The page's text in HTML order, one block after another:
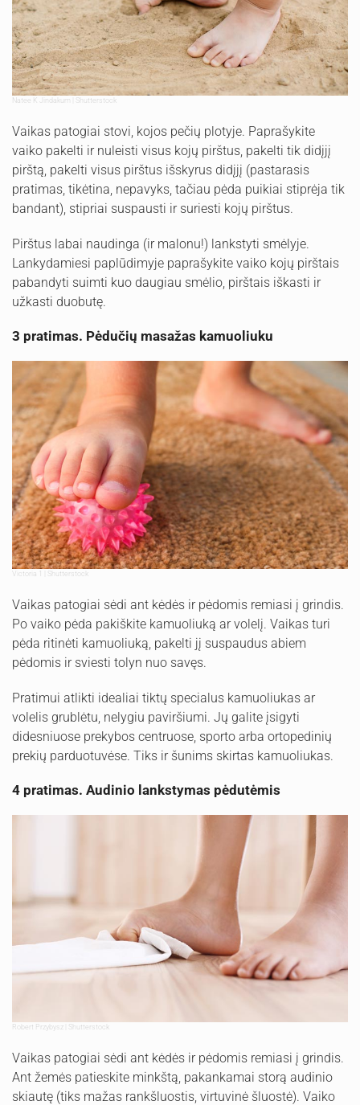
Natee K Jindakum | Shutterstock
Vaikas patogiai stovi, kojos pečių plotyje. Paprašykite
vaiko pakelti ir nuleisti visus kojų pirštus, pakelti tik didįjį
pirštą, pakelti visus pirštus išskyrus didįjį (pastarasis
pratimas, tikėtina, nepavyks, tačiau pėda puikiai stiprėja tik
bandant), stipriai suspausti ir suriesti kojų pirštus.
Pirštus labai naudinga (ir malonu!) lankstyti smėlyje.
Lankydamiesi paplūdimyje paprašykite vaiko kojų pirštais
pabandyti suimti kuo daugiau smėlio, pirštais iškasti ir
užkasti duobutę.
3 pratimas. Pėdučių masažas kamuoliuku
Victoria 1 | Shutterstock
Vaikas patogiai sėdi ant kėdės ir pėdomis remiasi į grindis.
Po vaiko pėda pakiškite kamuoliuką ar volelį. Vaikas turi
pėda ritinėti kamuoliuką, pakelti jį suspaudus abiem
pėdomis ir sviesti tolyn nuo savęs.
Pratimui atlikti idealiai tiktų specialus kamuoliukas ar
volelis grublėtu, nelygiu paviršiumi. Jų galite įsigyti
didesniuose prekybos centruose, sporto arba ortopedinių
prekių parduotuvėse. Tiks ir šunims skirtas kamuoliukas.
4 pratimas. Audinio lankstymas pėdutėmis
Robert Przybysz | Shutterstock
Vaikas patogiai sėdi ant kėdės ir pėdomis remiasi į grindis.
Ant žemės patieskite minkštą, pakankamai storą audinio
skiautę (tiks mažas rankšluostis, virtuvinė šluostė). Vaiko